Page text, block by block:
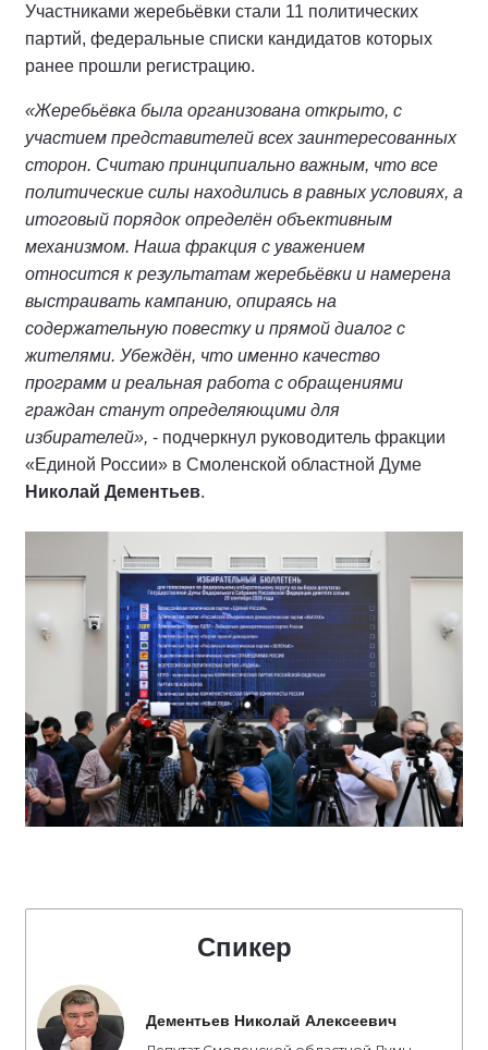
Участниками жеребьёвки стали 11 политических
партий, федеральные списки кандидатов которых
ранее прошли регистрацию.
«Жеребьёвка была организована открыто, с
участием представителей всех заинтересованных
сторон. Считаю принципиально важным, что все
политические силы находились в равных условиях, а
итоговый порядок определён объективным
механизмом. Наша фракция с уважением
относится к результатам жеребьёвки и намерена
выстраивать кампанию, опираясь на
содержательную повестку и прямой диалог с
жителями. Убеждён, что именно качество
программ и реальная работа с обращениями
граждан станут определяющими для
избирателей», - подчеркнул руководитель фракции
«Единой России» в Смоленской областной Думе
Николай Дементьев.
Спикер
Дементьев Николай Алексеевич